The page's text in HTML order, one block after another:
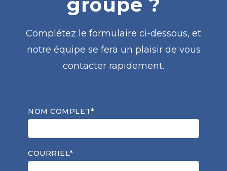
groupe ?
Complétez le formulaire ci-dessous, et
notre équipe se fera un plaisir de vous
contacter rapidement.
NOM COMPLET*
COURRIEL*